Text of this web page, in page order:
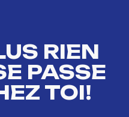
RIEN
PASSE
TOI!